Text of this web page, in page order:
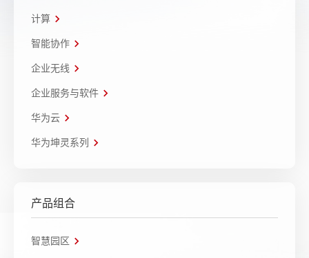
计算
智能协作
企业无线
企业服务与软件
华为云
华为坤灵系列
产品组合
智慧园区